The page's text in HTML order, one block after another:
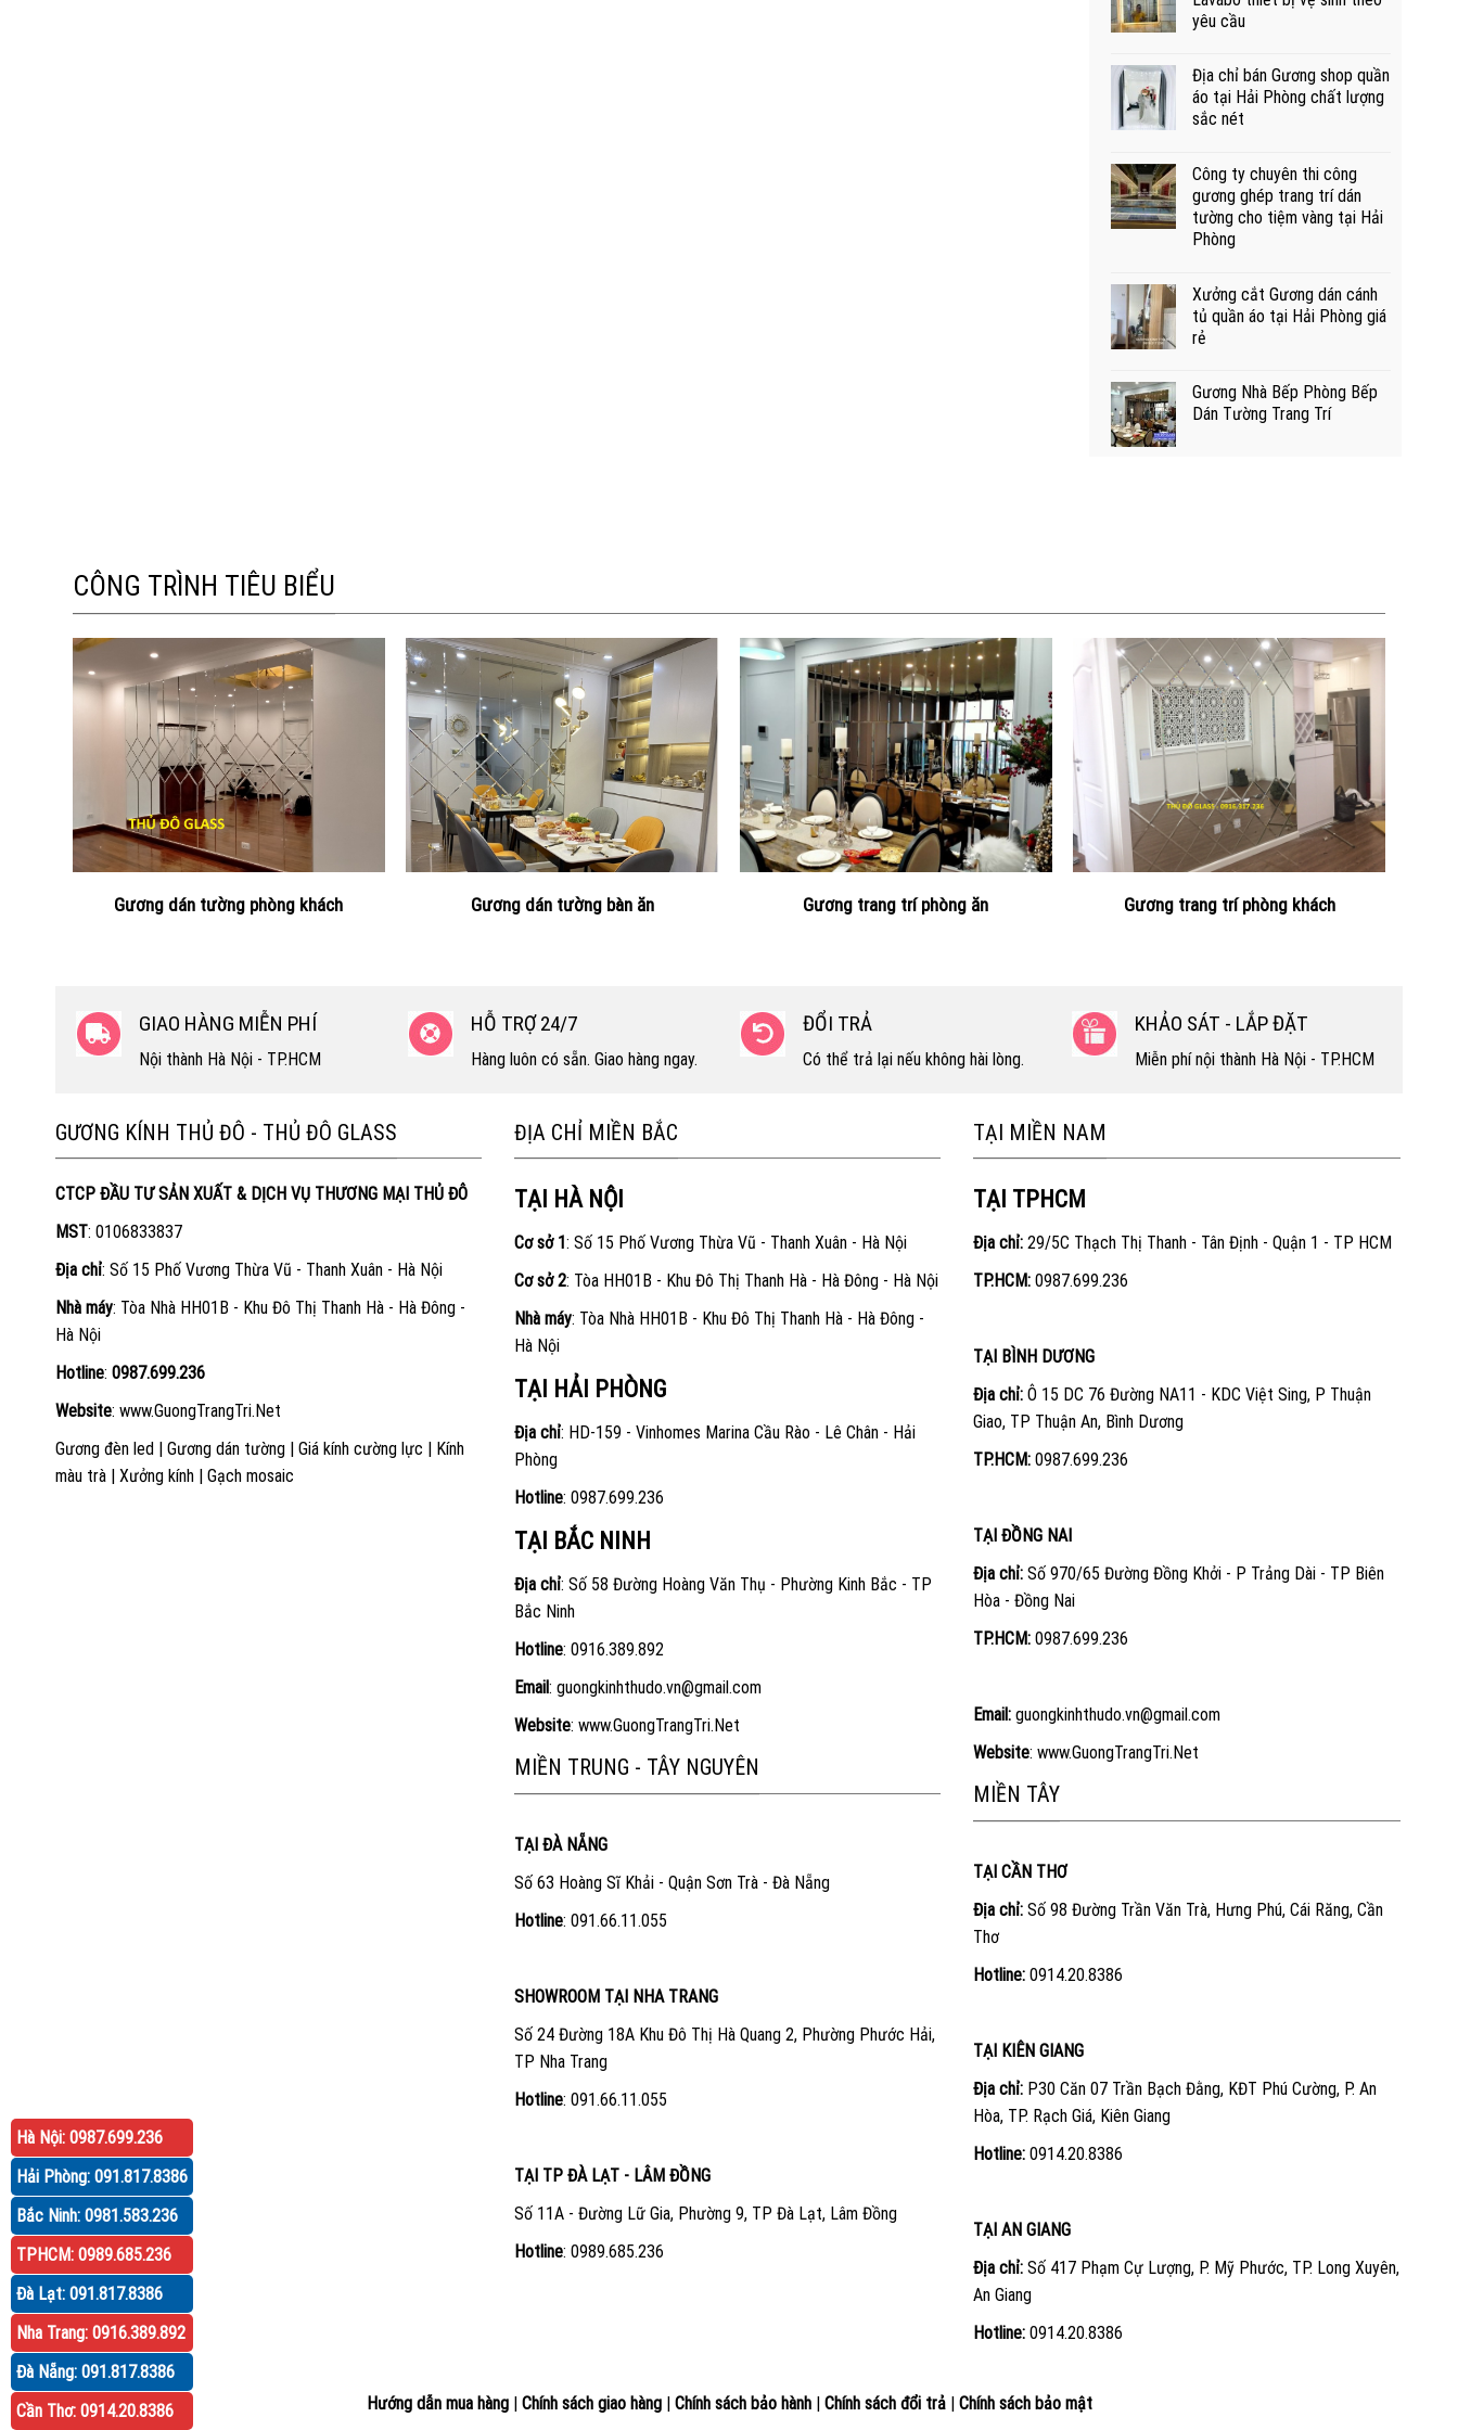
yêu cầu
Địa chỉ bán Gương shop quần
áo tại Hải Phòng chất lượng
sắc nét
Công ty chuyên thi công
gương ghép trang trí dán
tường cho tiệm vàng tại Hải
Phòng
Xưởng cắt Gương dán cánh
tủ quần áo tại Hải Phòng giá
rẻ
Gương Nhà Bếp Phòng Bếp
Dán Tường Trang Trí
CÔNG TRÌNH TIÊU BIỂU
Gương dán tường phòng khách Gương dán tường bàn ăn Gương trang trí phòng ăn Gương trang trí phòng khách
GIAO HÀNG MIỄN PHÍ
Nội thành Hà Nội - TP.HCM
HỖ TRỢ 24/7
Hàng luôn có sẵn. Giao hàng ngay.
ĐỔI TRẢ
Có thể trả lại nếu không hài lòng.
KHẢO SÁT - LẮP ĐẶT
Miễn phí nội thành Hà Nội - TP.HCM
GƯƠNG KÍNH THỦ ĐÔ - THỦ ĐÔ GLASS
CTCP ĐẦU TƯ SẢN XUẤT & DỊCH VỤ THƯƠNG MẠI THỦ ĐÔ
MST: 0106833837
Địa chỉ: Số 15 Phố Vương Thừa Vũ - Thanh Xuân - Hà Nội
Nhà máy: Tòa Nhà HH01B - Khu Đô Thị Thanh Hà - Hà Đông -
Hà Nội
Hotline: 0987.699.236
Website: www.GuongTrangTri.Net
Gương đèn led
Gương dán tường| Giá kính cường lực
Kính
màu trà| Xưởng kính| Gạch mosaic
ĐỊA CHỈ MIỀN BẮC
TẠI HÀ NỘI
Cơ sở 1 : Số 15 Phố Vương Thừa Vũ - Thanh Xuân - Hà Nội
Cơ sở 2: Tòa HH01B - Khu Đô Thị Thanh Hà - Hà Đông - Hà Nội
Nhà máy: Tòa Nhà HH01B - Khu Đô Thị Thanh Hà - Hà Đông -
Hà Nội
TẠI HẢI PHÒNG
Địa chỉ: HD-159 - Vinhomes Marina Cầu Rào - Lê Chân - Hải
Phòng
Hotline: 0987.699.236
TẠI BẮC NINH
Địa chỉ: Số 58 Đường Hoàng Văn Thụ - Phường Kinh Bắc - TP
Bắc Ninh
Hotline: 0916.389.892
Email: guongkinhthudo.vn@gmail.com
Website: www.GuongTrangTri.Net
MIỀN TRUNG - TÂY NGUYÊN
TẠI ĐÀ NẴNG
Số 63 Hoàng Sĩ Khải - Quận Sơn Trà - Đà Nẵng
Hotline: 091.66.11.055
SHOWROOM TẠI NHA TRANG
Số 24 Đường 18A Khu Đô Thị Hà Quang 2, Phường Phước Hải,
TP Nha Trang
Hotline: 091.66.11.055
TẠI TP ĐÀ LẠT - LÂM ĐỒNG
Số 11A - Đường Lữ Gia, Phường 9, TP Đà Lạt, Lâm Đồng
Hotline: 0989.685.236
TẠI MIỀN NAM
TẠI TPHCM
Địa chỉ: 29/5C Thạch Thị Thanh - Tân Định - Quận 1 - TP HCM
TP.HCM: 0987.699.236
TẠI BÌNH DƯƠNG
Địa chỉ: Ô 15 DC 76 Đường NA11 - KDC Việt Sing, P Thuận
Giao, TP Thuận An, Bình Dương
TP.HCM: 0987.699.236
TẠI ĐỒNG NAI
Địa chỉ: Số 970/65 Đường Đồng Khởi - P Trảng Dài - TP Biên
Hòa - Đồng Nai
TP.HCM: 0987.699.236
Email: guongkinhthudo.vn@gmail.com
Website:www.GuongTrangTri.Net
MIỀN TÂY
TẠI CẦN THƠ
Địa chỉ: Số 98 Đường Trần Văn Trà, Hưng Phú, Cái Răng, Cần
Thơ
Hotline: 0914.20.8386
TẠI KIÊN GIANG
Địa chỉ: P30 Căn 07 Trần Bạch Đằng, KĐT Phú Cường, P. An
Hòa, TP. Rạch Giá, Kiên Giang
Hotline: 0914.20.8386
TẠI AN GIANG
Địa chỉ: Số 417 Phạm Cự Lượng, P. Mỹ Phước, TP. Long Xuyên,
An Giang
Hotline: 0914.20.8386
Hướng dẫn mua hàng| Chính sách giao hàng| Chính sách bảo hành| Chính sách đổi trả| Chính sách bảo mật
Hà Nội: 0987.699.236
Hải Phòng: 091.817.8386
Bắc Ninh: 0981.583.236
TPHCM: 0989.685.236
Đà Lạt: 091.817.8386
Nha Trang: 0916.389.892
Đà Nẵng: 091.817.8386
Cần Thơ: 0914.20.8386